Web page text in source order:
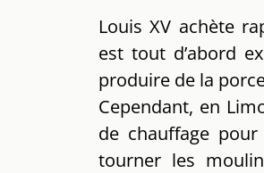
Louis XV achète
est tout d’abord
produire de la
Cependant, en
de chauffage
tourner les